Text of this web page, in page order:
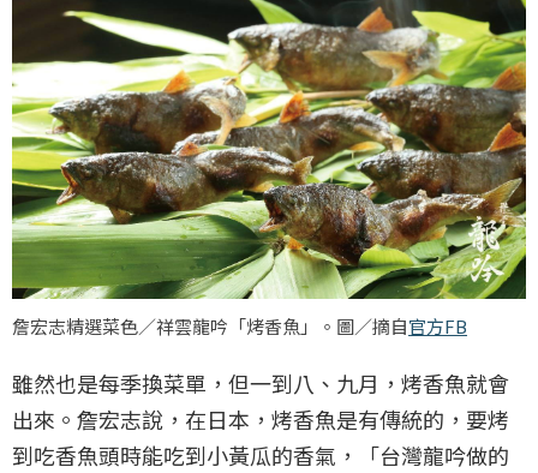
詹宏志精選菜色／祥雲龍吟「烤香魚」。圖／摘自官方FB
雖然也是每季換菜單，但一到八、九月，烤香魚就會
出來。詹宏志說，在日本，烤香魚是有傳統的，要烤
到吃香魚頭時能吃到小黃瓜的香氣，「台灣龍吟做的